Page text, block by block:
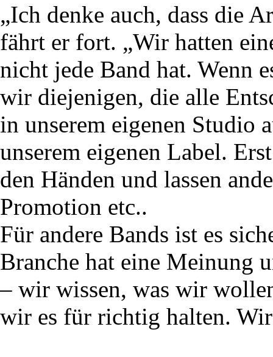
„Ich denke auch, dass die
fährt er fort. „Wir hatten
nicht jede Band hat. Wenn
wir diejenigen, die alle
in unserem eigenen Studio
unserem eigenen Label.
den Händen und lassen
Promotion etc..
Für andere Bands ist es
Branche hat eine Meinung
– wir wissen, was wir
wir es für richtig halten.